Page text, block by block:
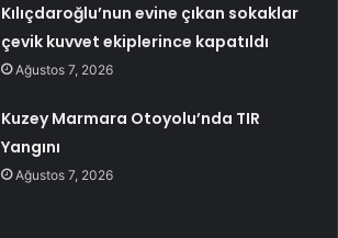
Kılıçdaroğlu’nun evine çıkan sokaklar
çevik kuvvet ekiplerince kapatıldı
Ağustos 7, 2026
Kuzey Marmara Otoyolu’nda TIR
Yangını
Ağustos 7, 2026